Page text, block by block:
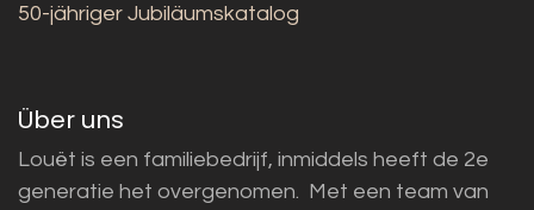
50-jähriger Jubiläumskatalog
Über uns
Louët is een familiebedrijf, inmiddels heeft de 2e
generatie het overgenomen. Met een team van